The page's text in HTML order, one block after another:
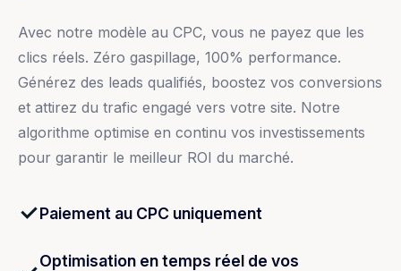
Avec notre modèle au CPC, vous ne payez que les
clics réels. Zéro gaspillage, 100% performance.
Générez des leads qualifiés, boostez vos conversions
et attirez du trafic engagé vers votre site. Notre
algorithme optimise en continu vos investissements
pour garantir le meilleur ROI du marché.
Paiement au CPC uniquement
Optimisation en temps réel de vos